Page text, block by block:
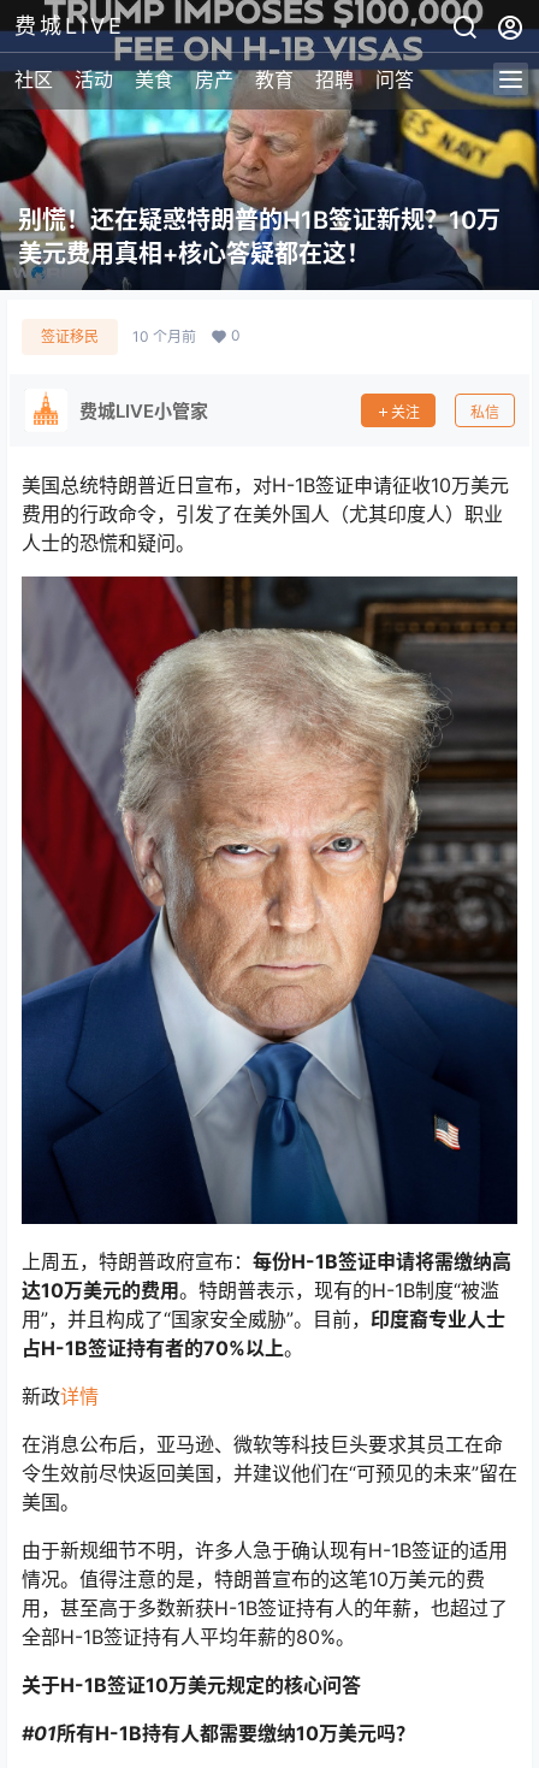
费城LIVE
社区 活动 美食 房产 教育 招聘 问答
别慌！还在疑惑特朗普的H1B签证新规？10万
美元费用真相+核心答疑都在这！
签证移民 10 个月前 0
费城LIVE小管家 关注 私信
美国总统特朗普近日宣布，对H-1B签证申请征收10万美元
费用的行政命令，引发了在美外国人（尤其印度人）职业
人士的恐慌和疑问。
上周五，特朗普政府宣布： 每份H-1B签证申请将需缴纳高
达10万美元的费用。特朗普表示，现有的H-1B制度“被滥
用”，并且构成了“国家安全威胁”。目前， 印度裔专业人士
占H-1B签证持有者的70%以上。
新政详情
在消息公布后，亚马逊、微软等科技巨头要求其员工在命
令生效前尽快返回美国，并建议他们在“可预见的未来”留在
美国。
由于新规细节不明，许多人急于确认现有H-1B签证的适用
情况。值得注意的是，特朗普宣布的这笔10万美元的费
用，甚至高于多数新获H-1B签证持有人的年薪，也超过了
全部H-1B签证持有人平均年薪的80%。
关于H-1B签证10万美元规定的核心问答
#01所有H-1B持有人都需要缴纳10万美元吗？